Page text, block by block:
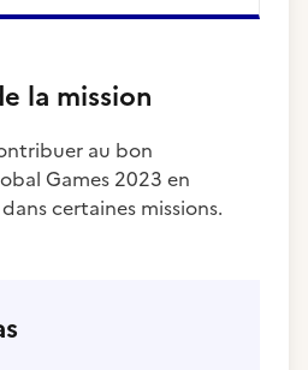
la mission
au bon
Games 2023 en
certaines missions.